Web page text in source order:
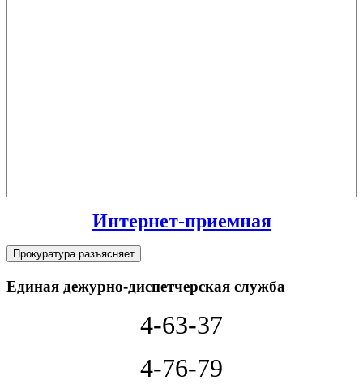
Интернет-приемная
Прокуратура разъясняет
Единая дежурно-диспетчерская служба
4-63-37
4-76-79